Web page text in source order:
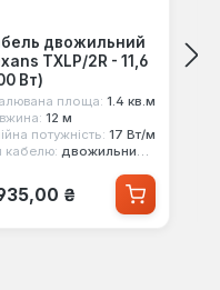
двожильний
TXLP/2R - 11,6
Вт)
площа: 1.4 кв.м
12 м
потужність: 17 Вт/м
кабелю: двожильний екранований
ціна:
₴